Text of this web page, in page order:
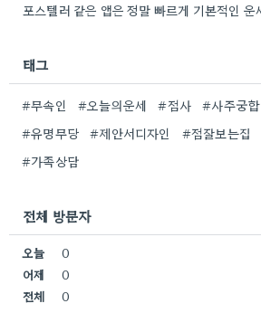
태그
#무속인 #오늘의운세 #점사 #사주궁합
#유명무당
#제안서디자인 #점잘보는집
#가족상담
전체 방문자
오늘
0
어제
0
전체
0